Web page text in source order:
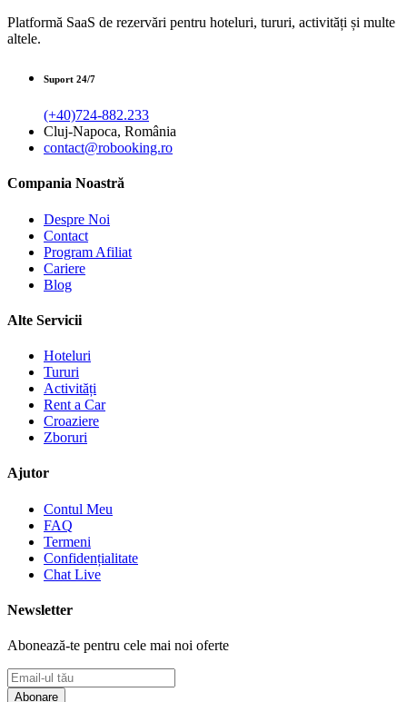
Platformă SaaS de rezervări pentru hoteluri, tururi, activități și multe
altele.
Suport 24/7
(+40)724-882.233
Cluj-Napoca, România
contact@robooking.ro
Compania Noastră
Despre Noi
Contact
Program Afiliat
Cariere
Blog
Alte Servicii
Hoteluri
Tururi
Activități
Rent a Car
Croaziere
Zboruri
Ajutor
Contul Meu
FAQ
Termeni
Confidențialitate
Chat Live
Newsletter
Abonează-te pentru cele mai noi oferte
Abonare